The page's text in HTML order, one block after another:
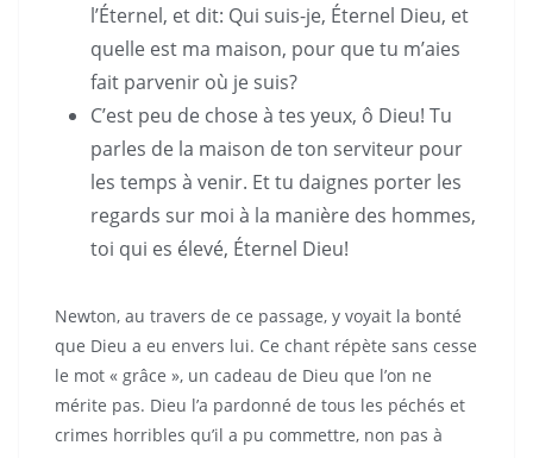
l’Éternel, et dit: Qui suis-je, Éternel Dieu, et
quelle est ma maison, pour que tu m’aies
fait parvenir où je suis?
C’est peu de chose à tes yeux, ô Dieu! Tu
parles de la maison de ton serviteur pour
les temps à venir. Et tu daignes porter les
regards sur moi à la manière des hommes,
toi qui es élevé, Éternel Dieu!
Newton, au travers de ce passage, y voyait la bonté
que Dieu a eu envers lui. Ce chant répète sans cesse
le mot « grâce », un cadeau de Dieu que l’on ne
mérite pas. Dieu l’a pardonné de tous les péchés et
crimes horribles qu’il a pu commettre, non pas à